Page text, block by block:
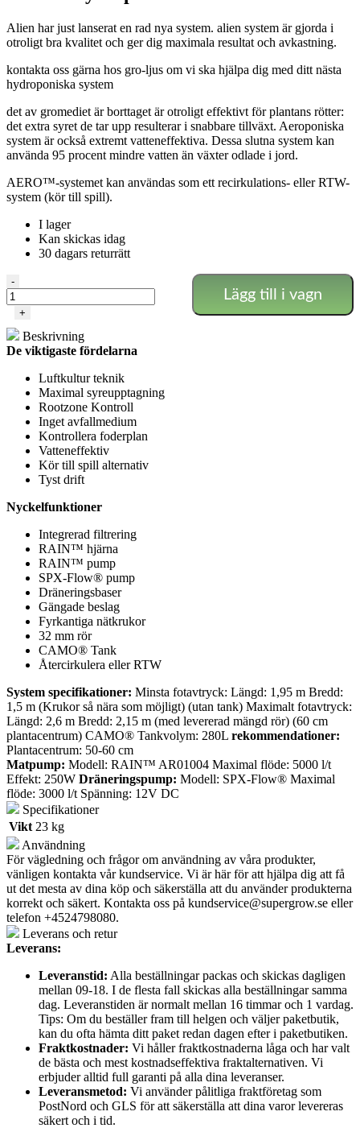
Alien har just lanserat en rad nya system. alien system är gjorda i
otroligt bra kvalitet och ger dig maximala resultat och avkastning.
kontakta oss gärna hos gro-ljus om vi ska hjälpa dig med ditt nästa
hydroponiska system
det av gromediet är borttaget är otroligt effektivt för plantans rötter:
det extra syret de tar upp resulterar i snabbare tillväxt. Aeroponiska
system är också extremt vatteneffektiva. Dessa slutna system kan
använda 95 procent mindre vatten än växter odlade i jord.
AERO™-systemet kan användas som ett recirkulations- eller RTW-
system (kör till spill).
I lager
Kan skickas idag
30 dagars returrätt
Alien
Aero
Kruka
30L
-
+
Lägg till i vagn
Beskrivning
De viktigaste fördelarna
Luftkultur teknik
Maximal syreupptagning
Rootzone Kontroll
Inget avfallmedium
Kontrollera foderplan
Vatteneffektiv
Kör till spill alternativ
Tyst drift
Nyckelfunktioner
Integrerad filtrering
RAIN™ hjärna
RAIN™ pump
SPX-Flow® pump
Dräneringsbaser
Gängade beslag
Fyrkantiga nätkrukor
32 mm rör
CAMO® Tank
Återcirkulera eller RTW
System specifikationer: Minsta fotavtryck: Längd: 1,95 m Bredd:
1,5 m (Krukor så nära som möjligt) (utan tank) Maximalt fotavtryck:
Längd: 2,6 m Bredd: 2,15 m (med levererad mängd rör) (60 cm
plantacentrum) CAMO® Tankvolym: 280L rekommendationer:
Plantacentrum: 50-60 cm
Matpump: Modell: RAIN™ AR01004 Maximal flöde: 5000 l/t
Effekt: 250W Dräneringspump: Modell: SPX-Flow® Maximal
flöde: 3000 l/t Spänning: 12V DC
Specifikationer
Vikt 23 kg
Användning
För vägledning och frågor om användning av våra produkter,
vänligen kontakta vår kundservice. Vi är här för att hjälpa dig att få
ut det mesta av dina köp och säkerställa att du använder produkterna
korrekt och säkert. Kontakta oss på kundservice@supergrow.se eller
telefon +4524798080.
Leverans och retur
Leverans:
Leveranstid: Alla beställningar packas och skickas dagligen
mellan 09-18. I de flesta fall skickas alla beställningar samma
dag. Leveranstiden är normalt mellan 16 timmar och 1 vardag.
Tips: Om du beställer fram till helgen och väljer paketbutik,
kan du ofta hämta ditt paket redan dagen efter i paketbutiken.
Fraktkostnader: Vi håller fraktkostnaderna låga och har valt
de bästa och mest kostnadseffektiva fraktalternativen. Vi
erbjuder alltid full garanti på alla dina leveranser.
Leveransmetod: Vi använder pålitliga fraktföretag som
PostNord och GLS för att säkerställa att dina varor levereras
säkert och i tid.